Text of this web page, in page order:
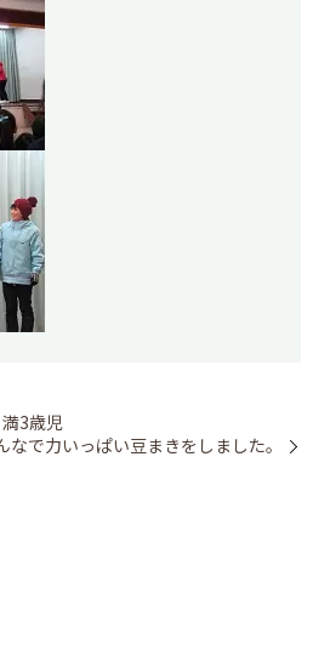
3歳児
で力いっぱい豆まきをしました。